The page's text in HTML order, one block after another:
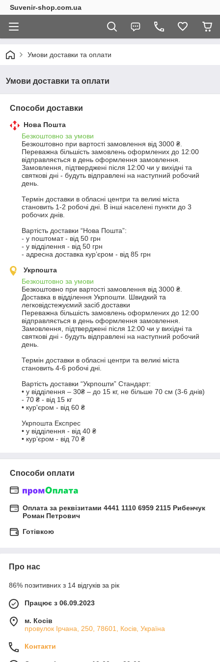
Suvenir-shop.com.ua
Умови доставки та оплати
Умови доставки та оплати
Способи доставки
Нова Пошта
Безкоштовно за умови
Безкоштовно при вартості замовлення від 3000 ₴.
Переважна більшість замовлень оформлених до 12:00
відправляється в день оформлення замовлення.
Замовлення, підтверджені після 12:00 чи у вихідні та
святкові дні - будуть відправлені на наступний робочий
день.
Термін доставки в обласні центри та великі міста
становить 1-2 робочі дні. В інші населені пункти до 3
робочих днів.
Вартість доставки “Нова Пошта”:
- у поштомат - від 50 грн
- у відділення - від 50 грн
- адресна доставка кур’єром - від 85 грн
Укрпошта
Безкоштовно за умови
Безкоштовно при вартості замовлення від 3000 ₴.
Доставка в відділення Укрпошти. Швидкий та
легковідстежуємий засіб доставки
Переважна більшість замовлень оформлених до 12:00
відправляється в день оформлення замовлення.
Замовлення, підтверджені після 12:00 чи у вихідні та
святкові дні - будуть відправлені на наступний робочий
день.
Термін доставки в обласні центри та великі міста
становить 4-6 робочі дні.
Вартість доставки “Укрпошти” Стандарт:
• у відділення – 30₴ – до 15 кг, не більше 70 см (3-6 днів)
- 70 ₴ - від 15 кг
• кур'єром - від 60 ₴
Укрпошта Експрес
• у відділення - від 40 ₴
• курʼєром - від 70 ₴
Способи оплати
Оплата за реквізитами 4441 1110 6959 2115 Рибенчук
Роман Петрович
Готівкою
Про нас
86% позитивних з 14 відгуків за рік
Працює з 06.09.2023
м. Косів
провулок Ірчана, 250, 78601, Косів, Україна
Контакти